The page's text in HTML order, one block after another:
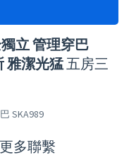
立 管理穿巴
雅潔光猛五房三
SKA989
更多聯繫